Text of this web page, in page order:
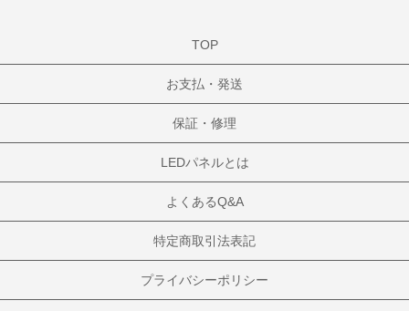
TOP
お支払・発送
保証・修理
LEDパネルとは
よくあるQ&A
特定商取引法表記
プライバシーポリシー